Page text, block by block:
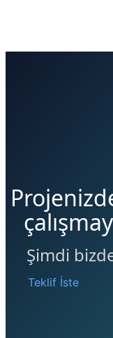
Şimdi
Teklif İste